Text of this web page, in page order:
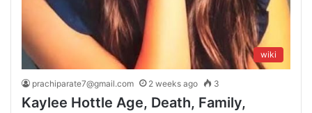
wiki
prachiparate7@gmail.com 2 weeks ago 3
Kaylee Hottle Age, Death, Family,